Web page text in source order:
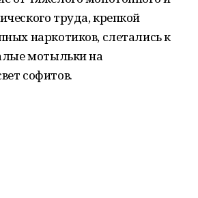
труда, крепкой
наркотиков, слетались к
мотыльки на
софитов.